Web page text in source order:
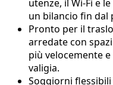
utenze, il Wi-Fi e
un bilancio fin dal
Pronto per il
arredate con
più velocemente
valigia.
Soggiorni flessibili